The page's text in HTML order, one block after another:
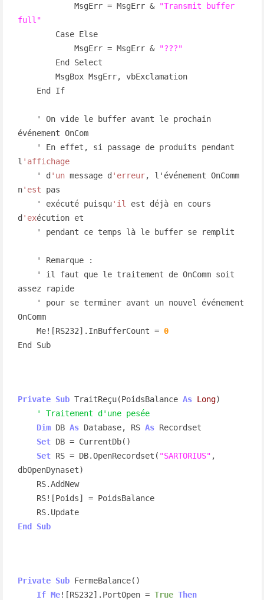
            MsgErr = MsgErr &
"Transmit buffer
full"
            MsgErr = MsgErr &
"???"
événement OnCom
l 'affichage
    ' d
'un message d'erreur, l'événement OnComm
n'est pas
    ' exécuté puisqu
'il
est déjà en cours
d'exécution et
assez rapide
OnComm
    Me![RS232].InBufferCount =
0
End Sub
Private Sub TraitReçu(PoidsBalance As Long)
' Traitement d'une pesée
Dim DB As Database, RS As Recordset
Set DB = CurrentDb()
Set RS = DB.OpenRecordset( "SARTORIUS" ,
dbOpenDynaset)
    RS.Update
End Sub
Private Sub FermeBalance()
If Me![RS232].PortOpen = True Then